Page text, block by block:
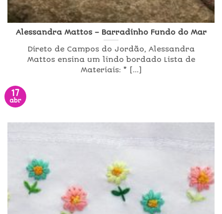
Alessandra Mattos – Barradinho Fundo do Mar
Direto de Campos do Jordão, Alessandra
Mattos ensina um lindo bordado Lista de
Materiais: * [...]
17
abr